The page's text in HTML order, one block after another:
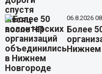
06.8.2026
Более
Нижнем